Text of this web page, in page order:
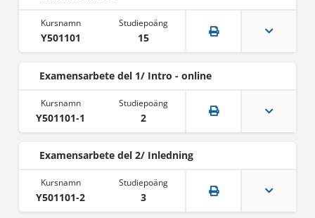
Y501101 15
Examensarbete del 1/ Intro - online
Y501101-1 2
Examensarbete del 2/ Inledning
Y501101-2 3